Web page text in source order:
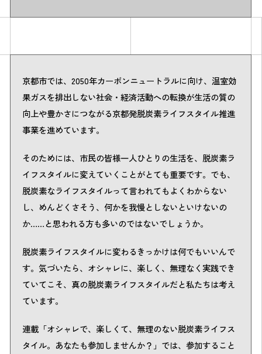
京都市では、2050年カーボンニュートラルに向け、温室効
果ガスを排出しない社会・経済活動への転換が生活の質の
向上や豊かさにつながる京都発脱炭素ライフスタイル推進
事業を進めています。
そのためには、市民の皆様一人ひとりの生活を、脱炭素ラ
イフスタイルに変えていくことがとても重要です。でも、
脱炭素なライフスタイルって言われてもよくわからない
し、めんどくさそう、何かを我慢としないといけないの
か……と思われる方も多いのではないでしょうか。
脱炭素ライフスタイルに変わるきっかけは何でもいいんで
す。気づいたら、オシャレに、楽しく、無理なく実践でき
ていてこそ、真の脱炭素ライフスタイルだと私たちは考え
ています。
連載「オシャレで、楽しくて、無理のない脱炭素ライフス
タイル。あなたも参加しませんか？」では、参加すること